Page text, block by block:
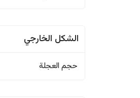
الشكل الخارجي
حجم العجلة